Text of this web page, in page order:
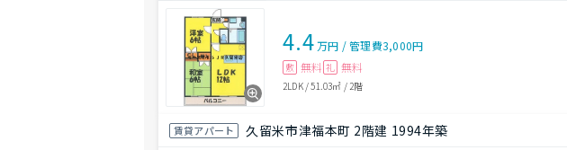
4.4万円 /管理費3,000円
敷 無料 礼 無料
2LDK/51.03㎡ / 2階
賃貸アパート 久留米市津福本町 2階建 1994年築